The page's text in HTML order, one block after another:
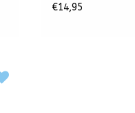
€14,95